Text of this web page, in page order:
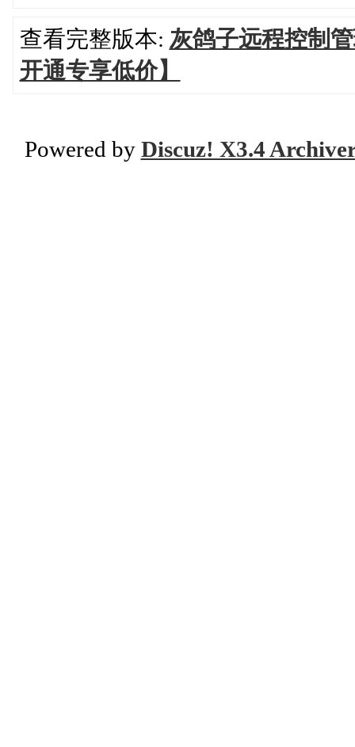
查看完整版本: 灰鸽子远程控制
开通专享低价】
Powered by Discuz! X3.4